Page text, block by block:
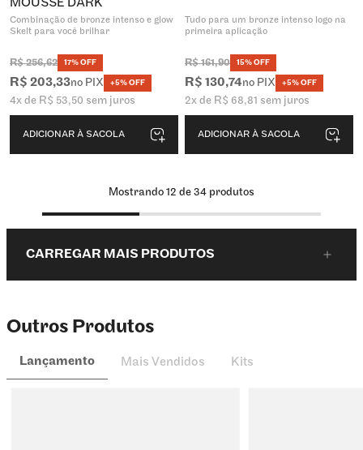
MOUSSE DARK
Combinação de bronze intenso e glow
Skelt para você brilhar
R$ 256,62 17% OFF
R$ 203,33no PIX +5% OFF
4x de R$ 53,50 sem juros
ADICIONAR À SACOLA
Tudo para um bronze intenso logo na
primeira aplicação
R$ 161,90 15% OFF
R$ 130,74no PIX +5% OFF
2x de R$ 68,81 sem juros
ADICIONAR À SACOLA
Mostrando 12 de 34 produtos
CARREGAR MAIS PRODUTOS
Outros Produtos
Lançamento Mais Vendidos Kits